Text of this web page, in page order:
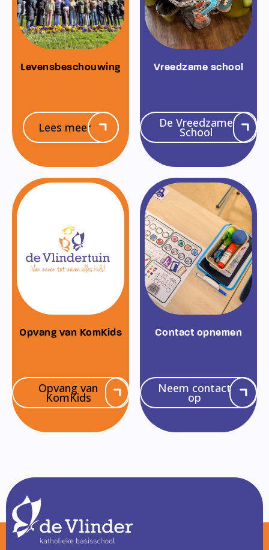
Levensbeschouwing
Lees meer
Vreedzame school
De Vreedzame
School
Opvang van KomKids
Opvang van
KomKids
Contact opnemen
Neem contact
op